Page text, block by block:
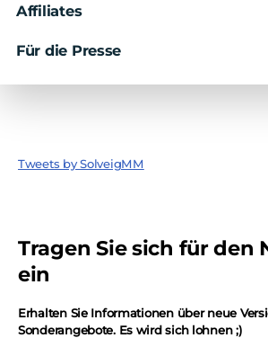
Affiliates
Für die Presse
Tweets by SolveigMM
Tragen Sie sich für den
ein
Erhalten Sie Informationen über neue
Sonderangebote. Es wird sich lohnen ;)